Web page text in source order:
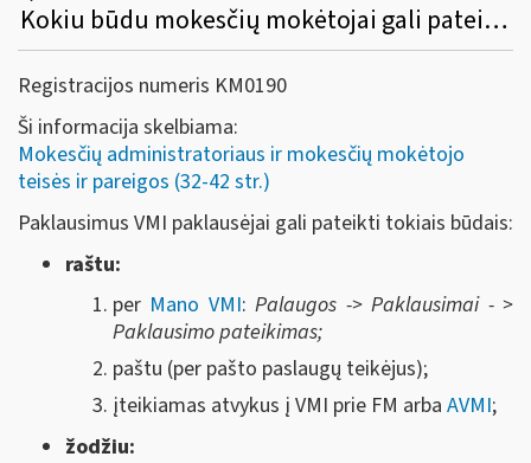
Kokiu būdu mokesčių mokėtojai gali pateikti paklausimus VMI?
Registracijos numeris KM0190
Ši informacija skelbiama:
Mokesčių administratoriaus ir mokesčių mokėtojo
teisės ir pareigos (32-42 str.)
Paklausimus VMI paklausėjai gali pateikti tokiais būdais:
raštu:
per Mano VMI:Palaugos -> Paklausimai - >
Paklausimo pateikimas;
paštu (per pašto paslaugų teikėjus);
įteikiamas atvykus į VMI prie FM arba AVMI;
žodžiu: